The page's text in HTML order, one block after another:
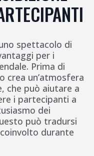
spettacolo di
per i
Prima di
crea un’atmosfera
che può aiutare a
i partecipanti a
dei
può tradursi
durante